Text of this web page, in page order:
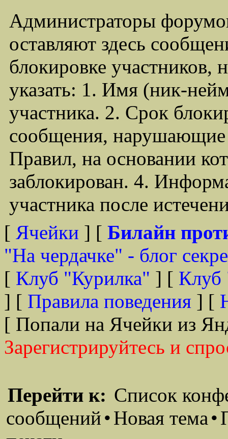
Администраторы
оставляют здесь
блокировке
указать: 1. Имя (ник-
участника. 2. Срок
сообщения, нарушающие
Правил, на основании
заблокирован. 4.
участника после
[ Ячейки ] [ Билайн
"На чердачке" - блог
[ Клуб "Курилка" ] [ Клуб
] [ Правила поведения ] [
[ Попали на Ячейки из
Зарегистрируйтесь и
Перейти к: Список
сообщений•Новая тема•